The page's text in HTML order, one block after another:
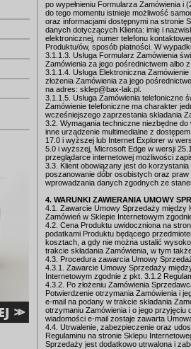
po wypełnieniu Formularza Zamówienia i
do tego momentu istnieje możliwość
oraz informacjami dostępnymi na stronie
danych dotyczących Klienta: imię i
elektronicznej, numer telefonu
Produktu/ów, sposób płatności. W
3.1.1.3. Usługa Formularz Zamówienia
Zamówienia za jego pośrednictwem albo
3.1.1.4. Usługa Elektroniczna
złożenia Zamówienia za jego
na adres: sklep@bax-lak.pl.
3.1.1.5. Usługa Zamówienia telefoniczne
Zamówienie telefoniczne ma charakter
wcześniejszego zaprzestania składania
3.2. Wymagania techniczne niezbędne
inne urządzenie multimedialne z
17.0 i wyższej lub Internet Explorer w
5.0 i wyższej, Microsoft Edge w wersji
przeglądarce internetowej możliwości
3.3. Klient obowiązany jest do
poszanowanie dóbr osobistych oraz
wprowadzania danych zgodnych ze
4. WARUNKI ZAWIERANIA UMOWY
4.1. Zawarcie Umowy Sprzedaży między
Zamówień w Sklepie Internetowym
4.2. Cena Produktu uwidoczniona na
podatkami Produktu będącego
kosztach, a gdy nie można ustalić
trakcie składania Zamówienia, w tym
4.3. Procedura zawarcia Umowy
4.3.1. Zawarcie Umowy Sprzedaży
Internetowym zgodnie z pkt. 3.1.2
4.3.2. Po złożeniu Zamówienia
Potwierdzenie otrzymania Zamówienia i
e-mail na podany w trakcie składania
otrzymaniu Zamówienia i o jego
wiadomości e-mail zostaje zawarta
4.4. Utrwalenie, zabezpieczenie oraz
Regulaminu na stronie Sklepu
Sprzedaży jest dodatkowo utrwalona i